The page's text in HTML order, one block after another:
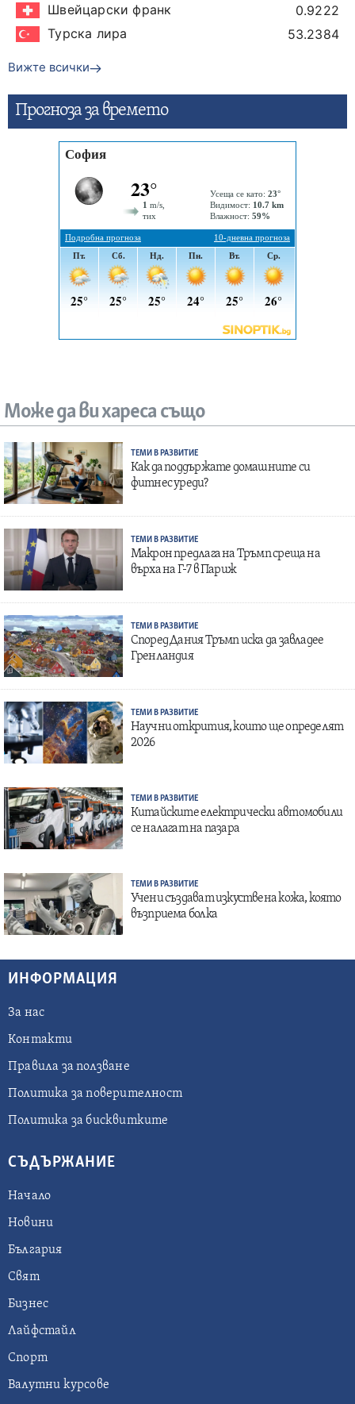
Швейцарски франк
0.9222
Турска лира
53.2384
Вижте всички
Прогнозa за времето
Може да ви хареса също
ТЕМИ В РАЗВИТИЕ
Как да поддържате домашните си
фитнес уреди?
ТЕМИ В РАЗВИТИЕ
Макрон предлага на Тръмп среща на
върха на Г-7 в Париж
ТЕМИ В РАЗВИТИЕ
Според Дания Тръмп иска да завладее
Гренландия
ТЕМИ В РАЗВИТИЕ
Научни открития, които ще определят
2026
ТЕМИ В РАЗВИТИЕ
Китайските електрически автомобили
се налагат на пазара
ТЕМИ В РАЗВИТИЕ
Учени създават изкуствена кожа, която
възприема болка
ИНФОРМАЦИЯ
За нас
Контакти
Правила за ползване
Политика за поверителност
Политика за бисквитките
СЪДЪРЖАНИЕ
Начало
Новини
България
Свят
Бизнес
Лайфстайл
Спорт
Валутни курсове